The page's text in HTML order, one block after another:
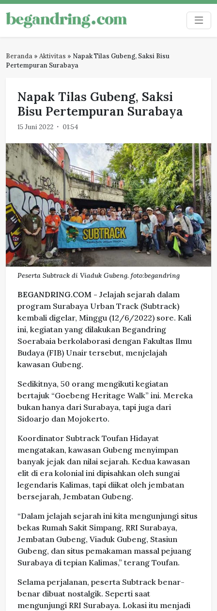
Skip
to
content
Begandring
Menjaga ingatan untuk masa depan
Beranda » Aktivitas » Napak Tilas Gubeng, Saksi Bisu
Pertempuran Surabaya
Napak Tilas Gubeng, Saksi
Bisu Pertempuran Surabaya
15 Juni 2022 01:54
Peserta Subtrack di Viaduk Gubeng. foto:begandring
BEGANDRING.COM - Jelajah sejarah dalam
program Surabaya Urban Track (Subtrack)
kembali digelar, Minggu (12/6/2022) sore. Kali
ini, kegiatan yang dilakukan Begandring
Soerabaia berkolaborasi dengan Fakultas Ilmu
Budaya (FIB) Unair tersebut, menjelajah
kawasan Gubeng.
Sedikitnya, 50 orang mengikuti kegiatan
bertajuk “Goebeng Heritage Walk” ini. Mereka
bukan hanya dari Surabaya, tapi juga dari
Sidoarjo dan Mojokerto.
Koordinator Subtrack Toufan Hidayat
mengatakan, kawasan Gubeng menyimpan
banyak jejak dan nilai sejarah. Kedua kawasan
elit di era kolonial ini dipisahkan oleh sungai
legendaris Kalimas, tapi diikat oleh jembatan
bersejarah, Jembatan Gubeng.
“Dalam jelajah sejarah ini kita mengunjungi situs
bekas Rumah Sakit Simpang, RRI Surabaya,
Jembatan Gubeng, Viaduk Gubeng, Stasiun
Gubeng, dan situs pemakaman massal pejuang
Surabaya di tepian Kalimas,” terang Toufan.
Selama perjalanan, peserta Subtrack benar-
benar dibuat nostalgik. Seperti saat
mengunjungi RRI Surabaya. Lokasi itu menjadi